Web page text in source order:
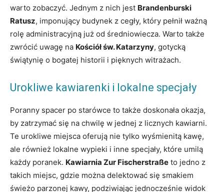
warto zobaczyć. Jednym z nich jest Brandenburski
Ratusz, imponujący budynek z cegły, który pełnił ważną
rolę administracyjną już od średniowiecza. Warto także
zwrócić uwagę na Kościół św. Katarzyny, gotycką
świątynię o bogatej historii i pięknych witrażach.
Urokliwe kawiarenki i lokalne specjały
Poranny spacer po starówce to także doskonała okazja,
by zatrzymać się na chwilę w jednej z licznych kawiarni.
Te urokliwe miejsca oferują nie tylko wyśmienitą kawę,
ale również lokalne wypieki i inne specjały, które umilą
każdy poranek. Kawiarnia Zur Fischerstraße to jedno z
takich miejsc, gdzie można delektować się smakiem
świeżo parzonej kawy, podziwiając jednocześnie widok